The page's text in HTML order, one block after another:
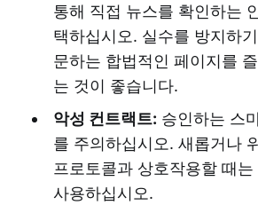
통해 직접 뉴스를 확인하는
택하십시오. 실수를 방지하
문하는 합법적인 페이지를
는 것이 좋습니다.
악성 컨트랙트: 승인하는 스
를 주의하십시오. 새롭거나
프로토콜과 상호작용할 때
사용하십시오.